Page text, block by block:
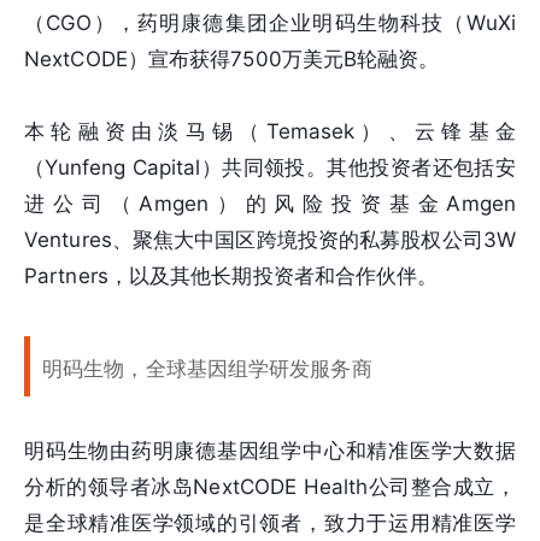
（CGO），药明康德集团企业明码生物科技（WuXi
NextCODE）宣布获得7500万美元B轮融资。
本轮融资由淡马锡（Temasek）、云锋基金
（Yunfeng Capital）共同领投。其他投资者还包括安
进公司（Amgen）的风险投资基金Amgen
Ventures、聚焦大中国区跨境投资的私募股权公司3W
Partners，以及其他长期投资者和合作伙伴。
明码生物，全球基因组学研发服务商
明码生物由药明康德基因组学中心和精准医学大数据
分析的领导者冰岛NextCODE Health公司整合成立，
是全球精准医学领域的引领者，致力于运用精准医学